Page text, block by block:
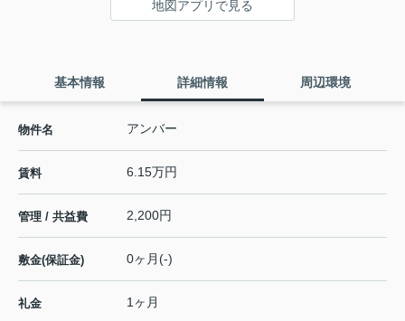
地図アプリで見る
基本情報 詳細情報 周辺環境
物件名 アンバー
賃料 6.15万円
管理 / 共益費 2,200円
敷金(保証金) 0ヶ月(-)
礼金 1ヶ月